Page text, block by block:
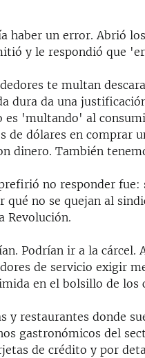
haber un error. Abrió
y le respondió que
te multan
dura da una
es 'multando' al
de dólares en comprar
dinero. También
no responder
qué no se quejan al
Revolución.
Podrían ir a la cárcel.
de servicio exigir
en el bolsillo de los
y restaurantes donde
gastronómicos del
de crédito y por